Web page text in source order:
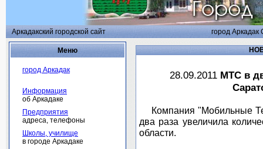
Аркадакский городской сайт город Аркадак
Меню
город Аркадак
Информация
об Аркадаке
Предприятия
адреса, телефоны
Школы, училище
в городе Аркадаке
28.09.2011 МТС в
Компания "Мобильные
два раза увеличила
области.